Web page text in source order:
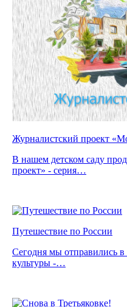
Журналистский проект
В нашем детском саду
проект» - серия…
Путешествие по России
Сегодня мы отправились
культуры -…